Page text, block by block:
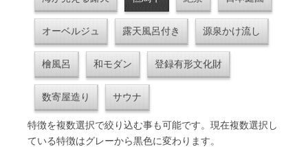
オーベルジュ 露天風呂付き 源泉かけ流し
檜風呂 和モダン 登録有形文化財
数寄屋造り サウナ
特徴を複数選択で絞り込む事も可能です。現在複数選択し
ている特徴はグレーから黒色に変わります。